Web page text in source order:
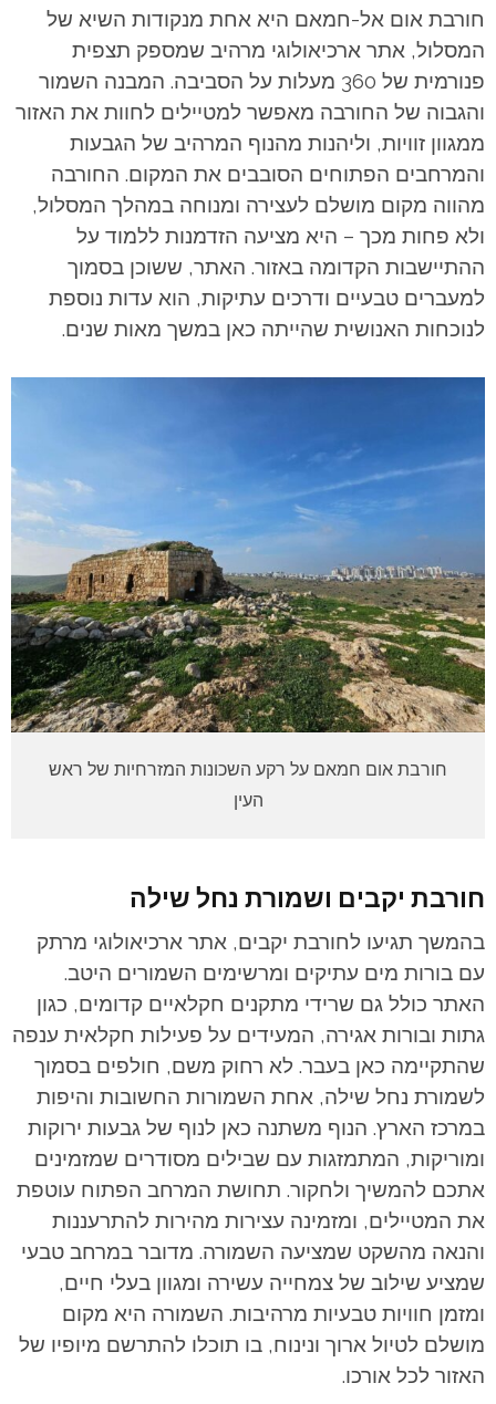
חורבת אום אל-חמאם היא אחת מנקודות השיא של
המסלול, אתר ארכיאולוגי מרהיב שמספק תצפית
פנורמית של 360 מעלות על הסביבה. המבנה השמור
והגבוה של החורבה מאפשר למטיילים לחוות את האזור
ממגוון זוויות, וליהנות מהנוף המרהיב של הגבעות
והמרחבים הפתוחים הסובבים את המקום. החורבה
מהווה מקום מושלם לעצירה ומנוחה במהלך המסלול,
ולא פחות מכך – היא מציעה הזדמנות ללמוד על
ההתיישבות הקדומה באזור. האתר, ששוכן בסמוך
למעברים טבעיים ודרכים עתיקות, הוא עדות נוספת
לנוכחות האנושית שהייתה כאן במשך מאות שנים.
חורבת אום חמאם על רקע השכונות המזרחיות של ראש
העין
חורבת יקבים ושמורת נחל שילה
בהמשך תגיעו לחורבת יקבים, אתר ארכיאולוגי מרתק
עם בורות מים עתיקים ומרשימים השמורים היטב.
האתר כולל גם שרידי מתקנים חקלאיים קדומים, כגון
גתות ובורות אגירה, המעידים על פעילות חקלאית ענפה
שהתקיימה כאן בעבר. לא רחוק משם, חולפים בסמוך
לשמורת נחל שילה, אחת השמורות החשובות והיפות
במרכז הארץ. הנוף משתנה כאן לנוף של גבעות ירוקות
ומוריקות, המתמזגות עם שבילים מסודרים שמזמינים
אתכם להמשיך ולחקור. תחושת המרחב הפתוח עוטפת
את המטיילים, ומזמינה עצירות מהירות להתרעננות
והנאה מהשקט שמציעה השמורה. מדובר במרחב טבעי
שמציע שילוב של צמחייה עשירה ומגוון בעלי חיים,
ומזמן חוויות טבעיות מרהיבות. השמורה היא מקום
מושלם לטיול ארוך ונינוח, בו תוכלו להתרשם מיופיו של
האזור לכל אורכו.